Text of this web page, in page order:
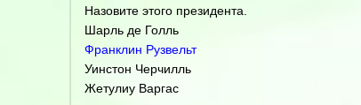
Назовите этого президента.
Шарль де Голль
Франклин Рузвельт
Уинстон Черчилль
Жетулиу Варгас